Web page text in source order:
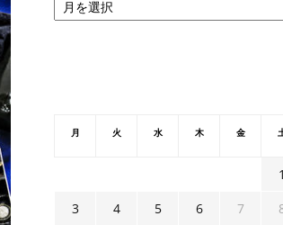
ー
月 火 水 木 金
1
3
4 5 6 7